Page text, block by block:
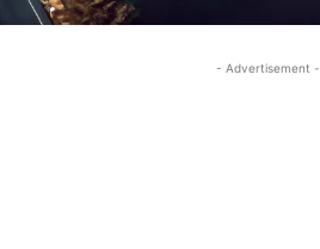
- Advertisement -